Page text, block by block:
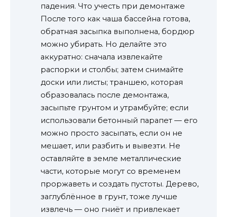
падения. Что учесть при демонтаже
После того как чаша бассейна готова,
обратная засыпка выполнена, бордюр
можно убирать. Но делайте это
аккуратно: сначала извлекайте
распорки и столбы; затем снимайте
доски или листы; траншею, которая
образовалась после демонтажа,
засыпьте грунтом и утрамбуйте; если
использовали бетонный парапет — его
можно просто засыпать, если он не
мешает, или разбить и вывезти. Не
оставляйте в земле металлические
части, которые могут со временем
проржаветь и создать пустоты. Дерево,
заглублённое в грунт, тоже лучше
извлечь — оно гниёт и привлекает